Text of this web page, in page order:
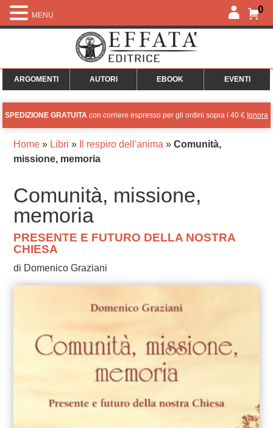
0
ARGOMENTI AUTORI EBOOK EVENTI
SPEDIZIONE GRATUITA con corriere espresso per gli ordini sopra i 40 € Ignora
Home» Libri » Il respiro dell'anima » Comunità,
missione, memoria
Comunità, missione,
memoria
PRESENTE E FUTURO DELLA NOSTRA
CHIESA
di Domenico Graziani
MENU